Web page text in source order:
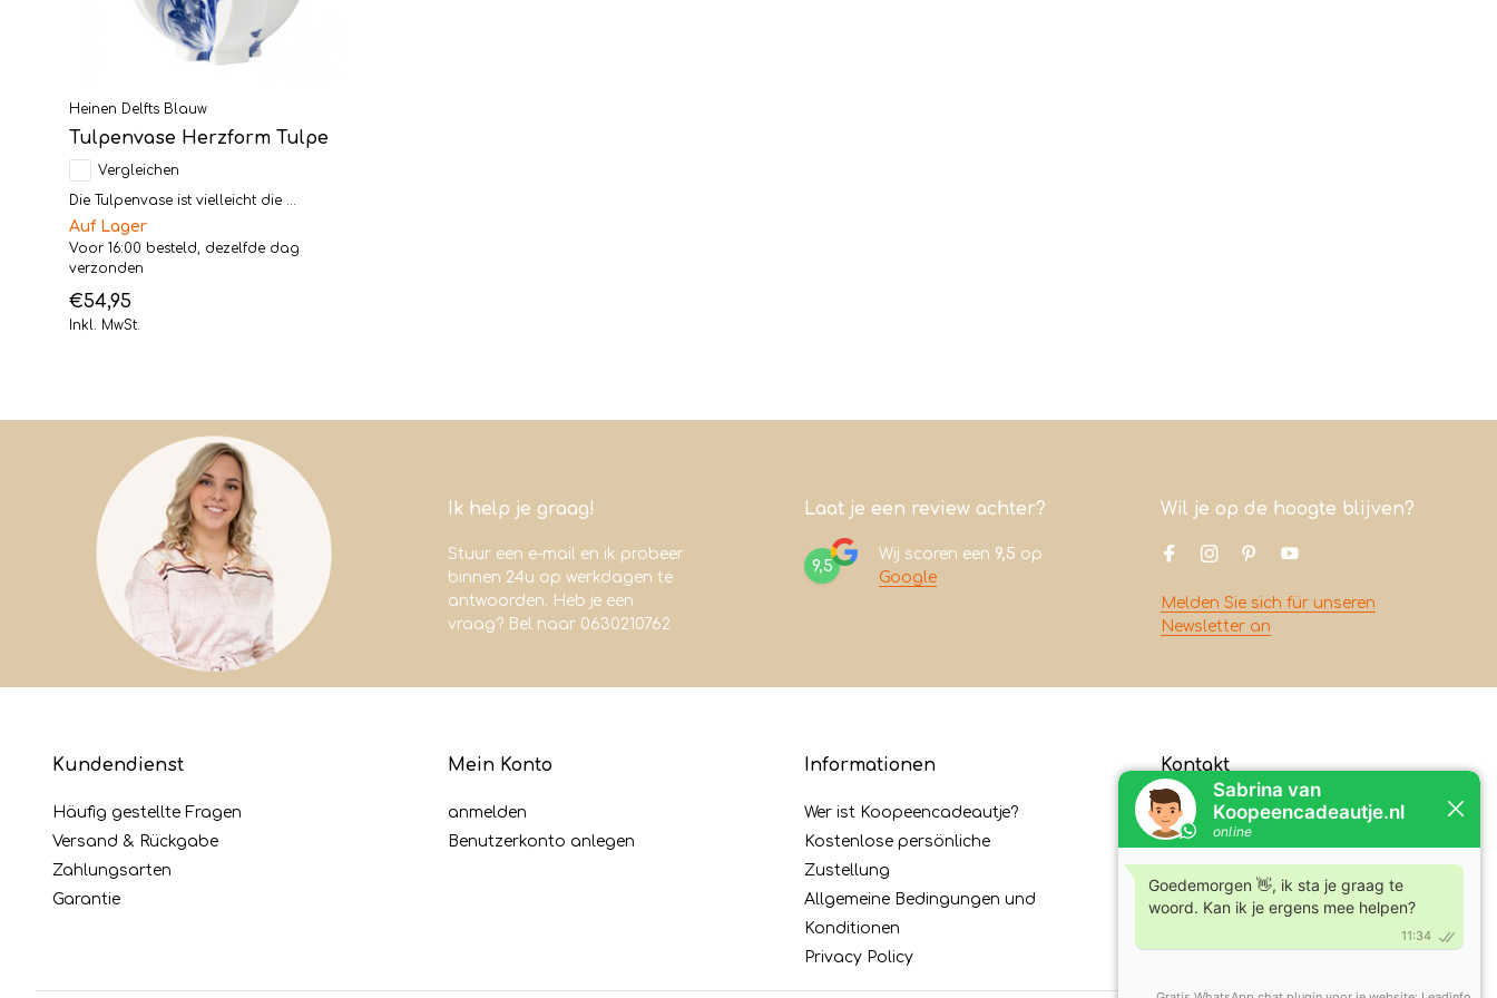
Heinen Delfts Blauw
Tulpenvase Herzform Tulpe
Vergleichen
Die Tulpenvase ist vielleicht die ...
Auf Lager
Voor 16:00 besteld, dezelfde dag
verzonden
€54,95
Inkl. MwSt.
Ik help je graag!
Stuur een e-mail en ik probeer
binnen 24u op werkdagen te
antwoorden. Heb je een
vraag? Bel naar 0630210762
Laat je een review achter?
9,5
Wij scoren een 9,5 op
Google
Wil je op de hoogte blijven?
Melden Sie sich für unseren
Newsletter an
Kundendienst
Häufig gestellte Fragen
Versand & Rückgabe
Zahlungsarten
Garantie
Mein Konto
anmelden
Benutzerkonto anlegen
Informationen
Wer ist Koopeencadeautje?
Kostenlose persönliche
Zustellung
Allgemeine Bedingungen und
Konditionen
Privacy Policy
Kontakt
Koopeencadeautje.nl
Varsenerstraat 4
+31630210762